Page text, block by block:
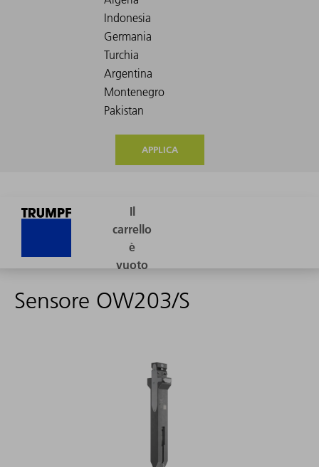
APPLICA
Sensore OW203/S